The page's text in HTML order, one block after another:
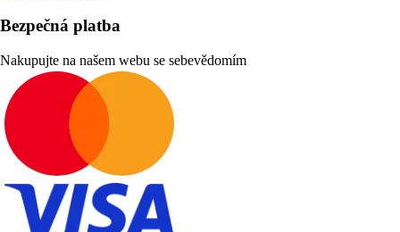
Bezpečná platba
Nakupujte na našem webu se sebevědomím